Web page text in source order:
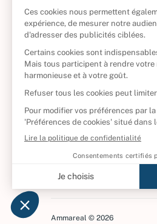
À propos
Politique de retour
Reprendre vos livres
Qui sommes-nous ?
CD d'occasion
DVD d'occasion
Livres d’occasion
Ammareal © 2026